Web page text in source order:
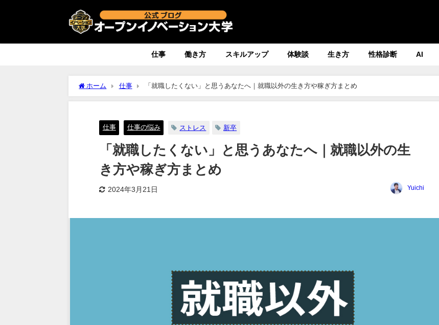
仕事 働き方 スキルアップ 体験談 生き方 性格診断 AI
ホーム 仕事 「就職したくない」と思うあなたへ｜就職以外の生き方や稼ぎ方まとめ
仕事 仕事の悩み ストレス 新卒
「就職したくない」と思うあなたへ｜就職以外の生
き方や稼ぎ方まとめ
2024年3月21日 Yuichi